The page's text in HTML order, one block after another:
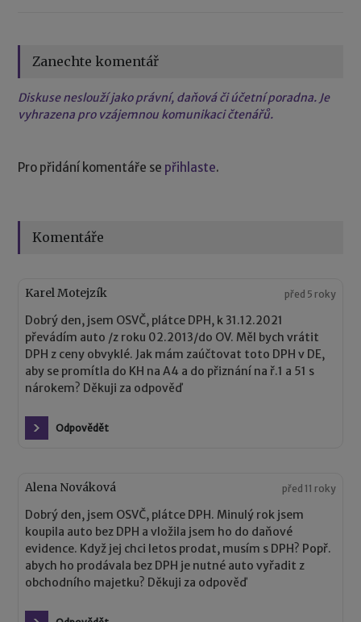
Zanechte komentář
Diskuse neslouží jako právní, daňová či účetní poradna. Je
vyhrazena pro vzájemnou komunikaci čtenářů.
Pro přidání komentáře se přihlaste.
Komentáře
Karel Motejzík před 5 roky
Dobrý den, jsem OSVČ, plátce DPH, k 31.12.2021
převádím auto /z roku 02.2013/do OV. Měl bych vrátit
DPH z ceny obvyklé. Jak mám zaúčtovat toto DPH v DE,
aby se promítla do KH na A4 a do přiznání na ř.1 a 51 s
nárokem? Děkuji za odpověď
Odpovědět
Alena Nováková před 11 roky
Dobrý den, jsem OSVČ, plátce DPH. Minulý rok jsem
koupila auto bez DPH a vložila jsem ho do daňové
evidence. Když jej chci letos prodat, musím s DPH? Popř.
abych ho prodávala bez DPH je nutné auto vyřadit z
obchodního majetku? Děkuji za odpověď